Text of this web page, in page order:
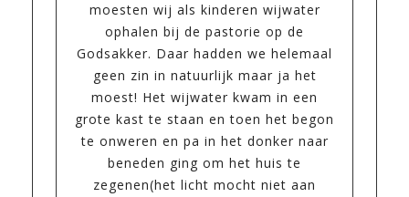
moesten wij als kinderen wijwater
ophalen bij de pastorie op de
Godsakker. Daar hadden we helemaal
geen zin in natuurlijk maar ja het
moest! Het wijwater kwam in een
grote kast te staan en toen het begon
te onweren en pa in het donker naar
beneden ging om het huis te
zegenen(het licht mocht niet aan